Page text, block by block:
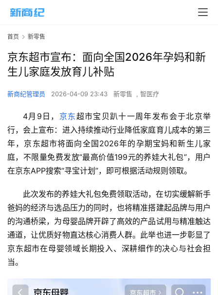
首页 新零售
京东超市宣布：面向全国2026年孕妈和新
生儿家庭发放育儿补贴
新商纪管理员 2026-04-09 23:43 新零售 , 智医疗
4月9日， 京东超市宝贝趴十一周年发布会于北京举
行，会上宣布：进入持续推动行业降低家庭育儿成本的第三
年，京东超市将面向全国2026年的孕期宝妈和新生儿家
庭，不限量免费发放“最高价值199元的养娃大礼包”，用户
在京东APP搜索“寻宝计划”，即可根据活动规则领取。
此次发布的养娃大礼包免费领取活动，在切实缓解新手
爸妈的经济与选品压力的同时，也将精准搭建起品牌与用户
的沟通桥梁，为母婴品牌开辟了高效的产品试用与精准触达
通道，让优质好物直达核心消费人群。此举也进一步彰显了
京东超市在母婴领域长期投入、深耕细作的决心与社会担
当。